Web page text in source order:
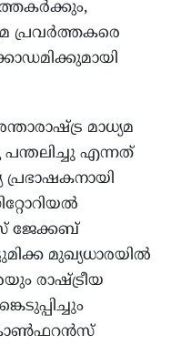
പ്രവര്‍ത്തകരെ
മാധ്യമ
എന്നത്
ജേക്കബ്
മുഖ്യധാരയില്‍
രാഷ്ട്രീയ